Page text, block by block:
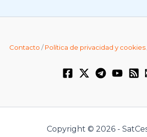
Contacto /Política de privacidad y cookies
Copyright © 2026 -